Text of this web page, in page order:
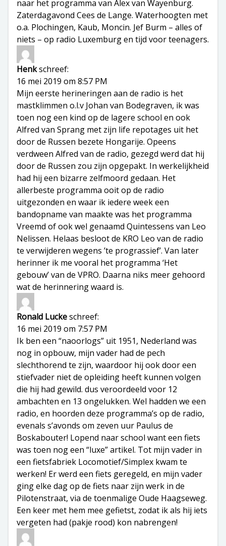
naar het programma van Alex van Wayenburg.
Zaterdagavond Cees de Lange. Waterhoogten met
o.a. Plochingen, Kaub, Moncin. Jef Burm – alles of
niets – op radio Luxemburg en tijd voor teenagers.
Henkschreef:
16 mei 2019 om 8:57 PM
Mijn eerste herineringen aan de radio is het
mastklimmen o.l.v Johan van Bodegraven, ik was
toen nog een kind op de lagere school en ook
Alfred van Sprang met zijn life repotages uit het
door de Russen bezete Hongarije. Opeens
verdween Alfred van de radio, gezegd werd dat hij
door de Russen zou zijn opgepakt. In werkelijkheid
had hij een bizarre zelfmoord gedaan. Het
allerbeste programma ooit op de radio
uitgezonden en waar ik iedere week een
bandopname van maakte was het programma
Vreemd of ook wel genaamd Quintessens van Leo
Nelissen. Helaas besloot de KRO Leo van de radio
te verwijderen wegens ’te prograssief’. Van later
herinner ik me vooral het programma ‘Het
gebouw’ van de VPRO. Daarna niks meer gehoord
wat de herinnering waard is.
Ronald Luckeschreef:
16 mei 2019 om 7:57 PM
Ik ben een “naoorlogs” uit 1951, Nederland was
nog in opbouw, mijn vader had de pech
slechthorend te zijn, waardoor hij ook door een
stiefvader niet de opleiding heeft kunnen volgen
die hij had gewild. dus veroordeeld voor 12
ambachten en 13 ongelukken. Wel hadden we een
radio, en hoorden deze programma’s op de radio,
evenals s’avonds om zeven uur Paulus de
Boskabouter! Lopend naar school want een fiets
was toen nog een “luxe” artikel. Tot mijn vader in
een fietsfabriek Locomotief/Simplex kwam te
werken! Er werd een fiets geregeld, en mijn vader
ging elke dag op de fiets naar zijn werk in de
Pilotenstraat, via de toenmalige Oude Haagseweg.
Een keer met hem mee gefietst, zodat ik als hij iets
vergeten had (pakje rood) kon nabrengen!